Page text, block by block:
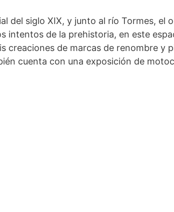
del siglo XIX, y junto al río Tormes, el
intentos de la prehistoria, en este
creaciones de marcas de renombre y
cuenta con una exposición de